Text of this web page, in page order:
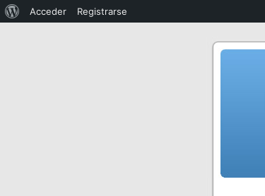
Acceder Registrarse